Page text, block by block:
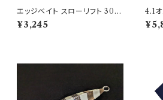
エッジベイト スローリフト 300
Authentic Bait
¥3,245
4.1